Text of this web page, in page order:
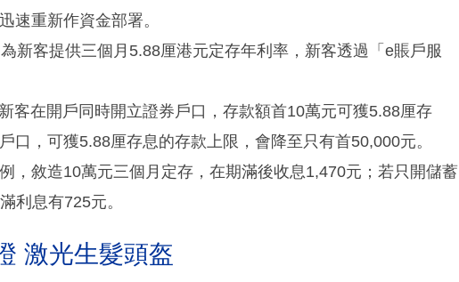
速重新作資金部署。
新客提供三個月5.88厘港元定存年利率，新客透過「e賬戶服
客在開戶同時開立證券戶口，存款額首10萬元可獲5.88厘存
口，可獲5.88厘存息的存款上限，會降至只有首50,000元。
，敘造10萬元三個月定存，在期滿後收息1,470元；若只開儲蓄
利息有725元。
激光生髮頭盔